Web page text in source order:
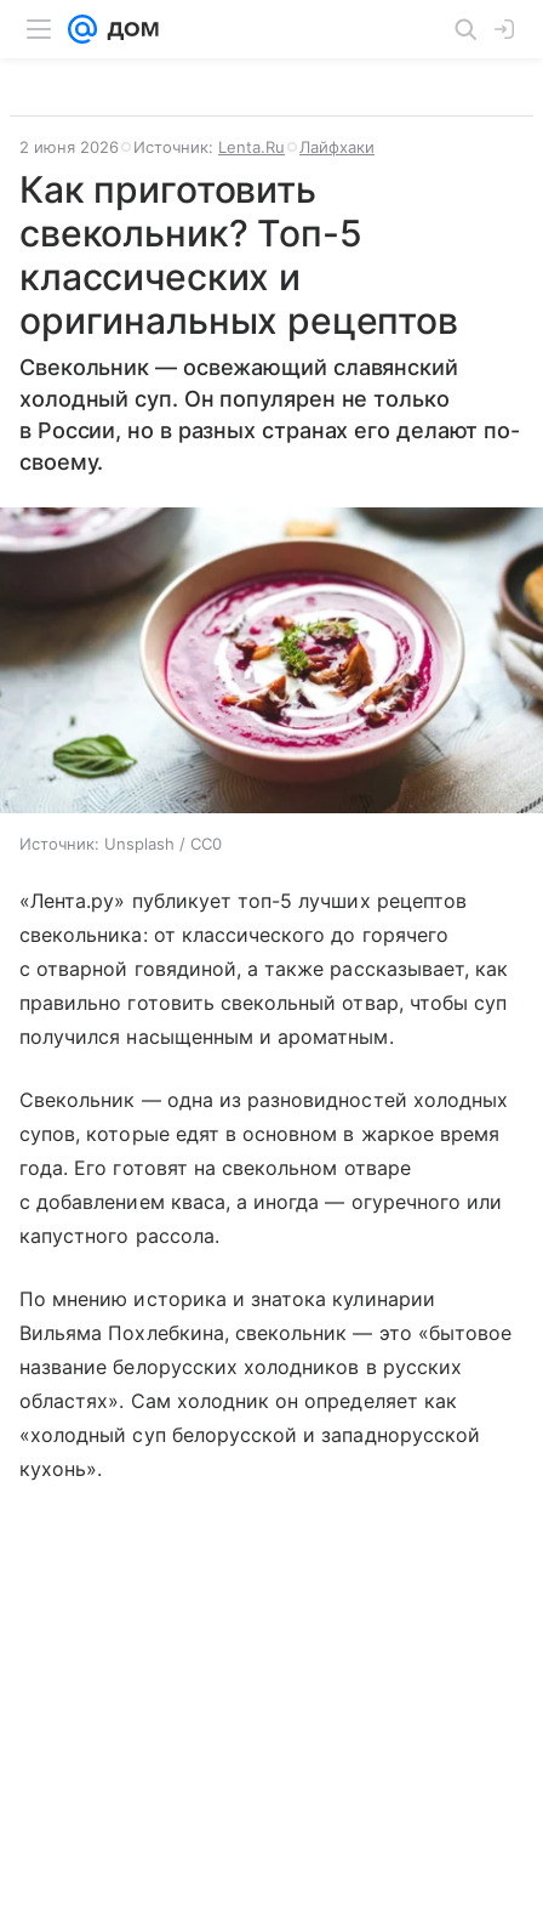
2 июня 2026 Источник: Lenta.Ru Лайфхаки
Как приготовить
свекольник? Топ-5
классических и
оригинальных рецептов
Свекольник — освежающий славянский
холодный суп. Он популярен не только
в России, но в разных странах его делают по-
своему.
Источник: Unsplash / CC0
«Лента.ру» публикует топ-5 лучших рецептов
свекольника: от классического до горячего
с отварной говядиной, а также рассказывает, как
правильно готовить свекольный отвар, чтобы суп
получился насыщенным и ароматным.
Свекольник — одна из разновидностей холодных
супов, которые едят в основном в жаркое время
года. Его готовят на свекольном отваре
с добавлением кваса, а иногда — огуречного или
капустного рассола.
По мнению историка и знатока кулинарии
Вильяма Похлебкина, свекольник — это «бытовое
название белорусских холодников в русских
областях». Сам холодник он определяет как
«холодный суп белорусской и западнорусской
кухонь».